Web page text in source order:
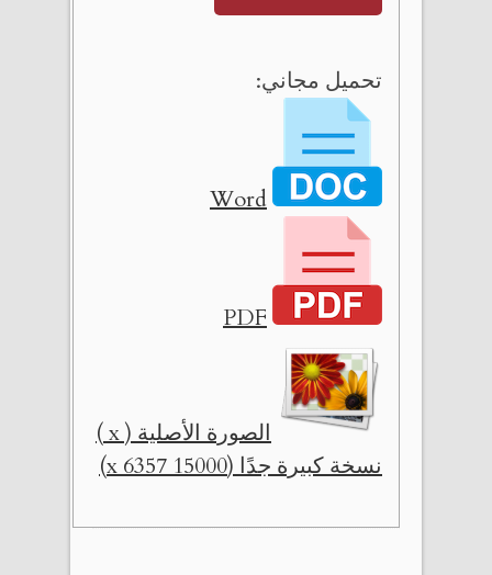
تحميل مجاني:
Word
PDF
الصورة الأصلية ( x )
نسخة كبيرة جدًا (15000 x 6357)